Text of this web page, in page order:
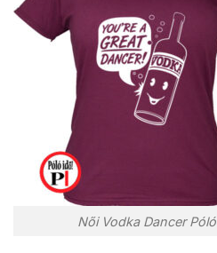
Női Vodka Dancer Póló